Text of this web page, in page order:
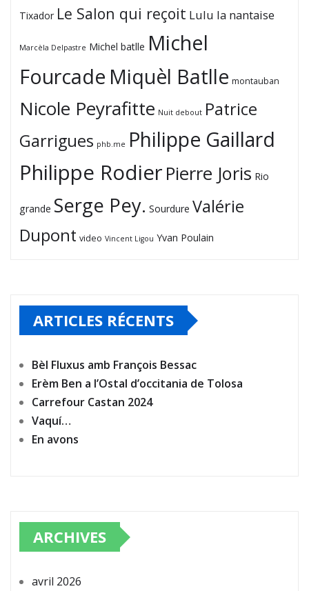
Tixador Le Salon qui reçoit Lulu la nantaise
Marcèla Delpastre Michel batlle Michel
Fourcade Miquèl Batlle montauban
Nicole Peyrafitte Nuit debout Patrice
Garrigues phb.me Philippe Gaillard
Philippe Rodier Pierre Joris Rio
grande Serge Pey. Sourdure Valérie
Dupont video Vincent Ligou Yvan Poulain
ARTICLES RÉCENTS
Bèl Fluxus amb François Bessac
Erèm Ben a l’Ostal d’occitania de Tolosa
Carrefour Castan 2024
Vaquí…
En avons
ARCHIVES
avril 2026